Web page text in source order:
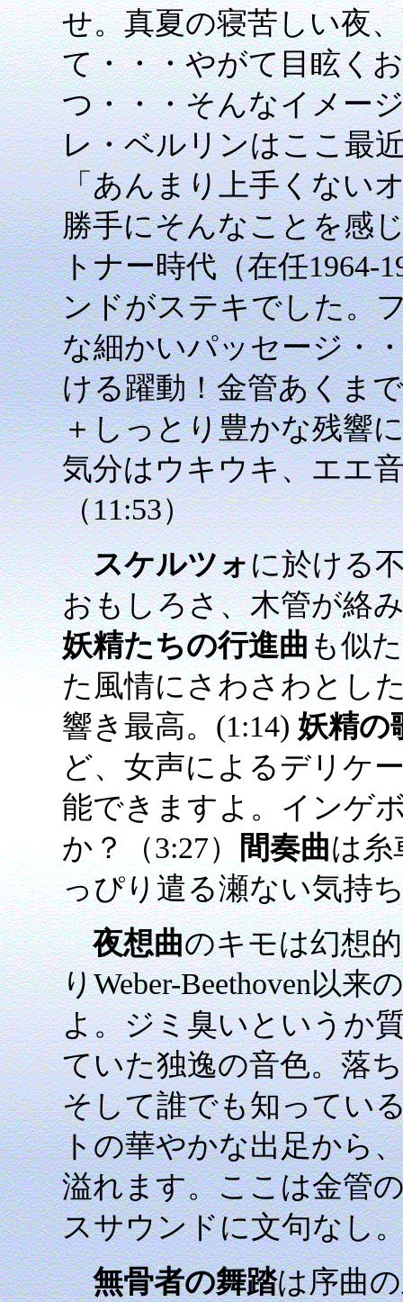
せ。真夏の寝苦しい夜
て・・・やがて目眩く
つ・・・そんなイメー
レ・ベルリンはここ最
「あんまり上手くない
勝手にそんなことを感
トナー時代（在任1964-
ンドがステキでした。
な細かいパッセージ・
ける躍動！金管あくま
＋しっとり豊かな残響
気分はウキウキ、エエ
（11:53）
スケルツォに於ける
おもしろさ、木管が絡
妖精たちの行進曲も似
た風情にさわさわとし
響き最高。(1:14)妖精の
ど、女声によるデリケ
能できますよ。インゲ
か？（3:27）間奏曲は糸
っぴり遣る瀬ない気持
夜想曲のキモは幻想
りWeber-Beethoven以
よ。ジミ臭いというか
ていた独逸の音色。落
そして誰でも知ってい
トの華やかな出足から
溢れます。ここは金管
スサウンドに文句なし
無骨者の舞踏は序曲